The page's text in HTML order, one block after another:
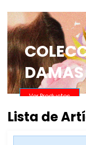
PARA
Lista de